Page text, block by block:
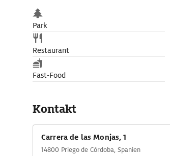
Park
Restaurant
Fast-Food
Kontakt
Carrera de las Monjas, 1
14800 Priego de Córdoba, Spanien